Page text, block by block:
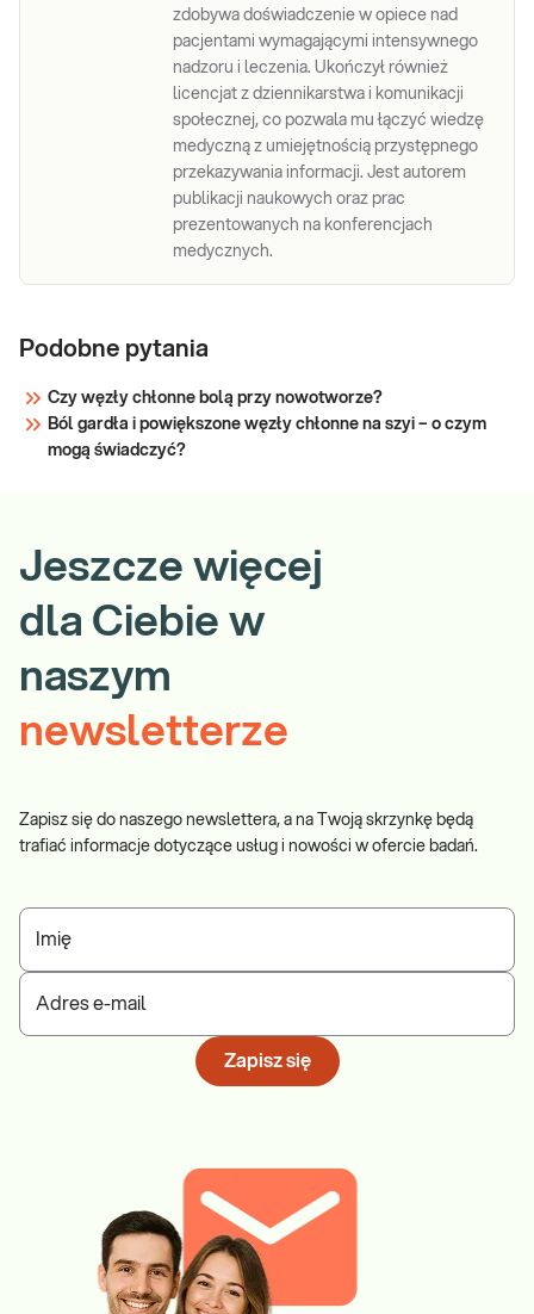
zdobywa doświadczenie w opiece nad
pacjentami wymagającymi intensywnego
nadzoru i leczenia. Ukończył również
licencjat z dziennikarstwa i komunikacji
społecznej, co pozwala mu łączyć wiedzę
medyczną z umiejętnością przystępnego
przekazywania informacji. Jest autorem
publikacji naukowych oraz prac
prezentowanych na konferencjach
medycznych.
Podobne pytania
Czy węzły chłonne bolą przy nowotworze?
Ból gardła i powiększone węzły chłonne na szyi – o czym
mogą świadczyć?
Jeszcze więcej
dla Ciebie w
naszym
newsletterze
Zapisz się do naszego newslettera, a na Twoją skrzynkę będą
trafiać informacje dotyczące usług i nowości w ofercie badań.
Imię
Adres e-mail
Zapisz się